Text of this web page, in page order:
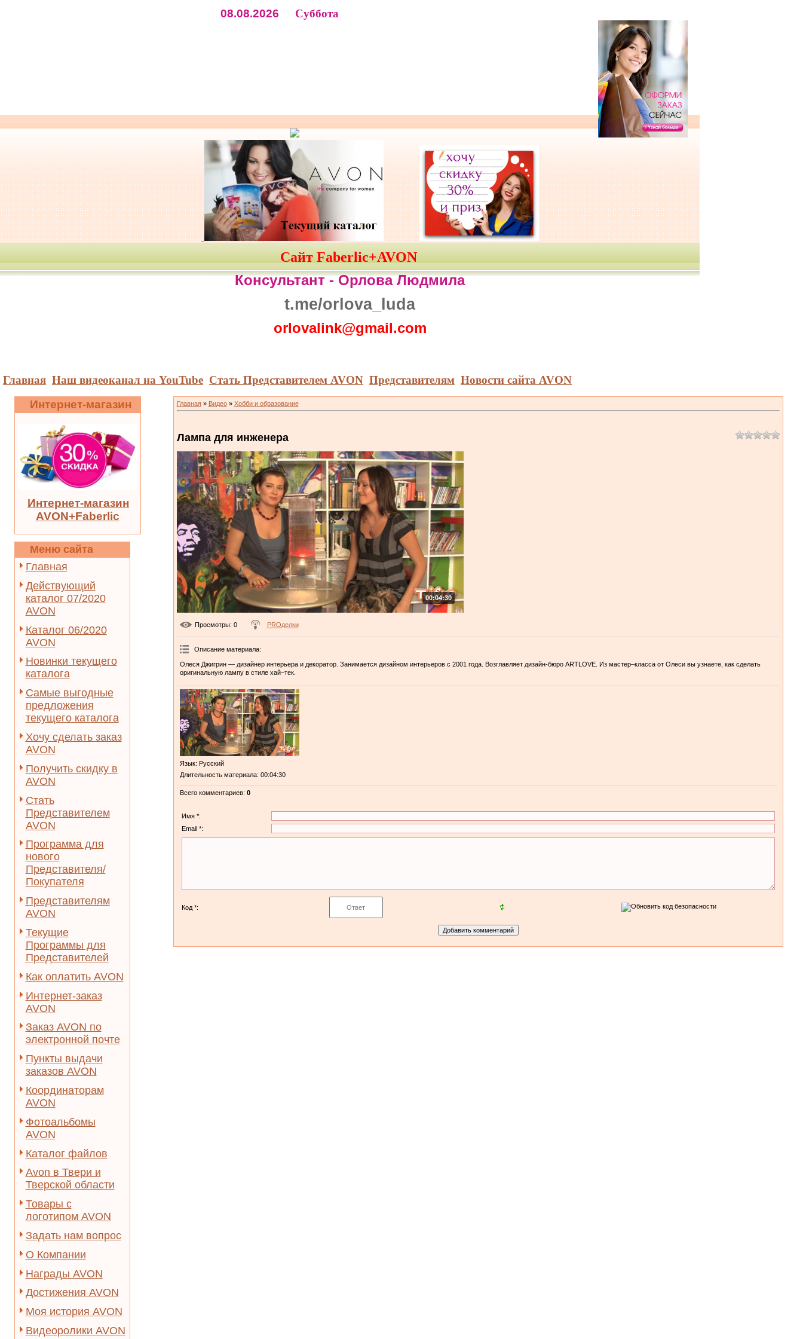
08.08.2026 Суббота
Сайт Faberlic+AVON
Консультант -Орлова Людмила
t.me/orlova_luda
orlovalink@gmail.com
Главная Наш видеоканал на YouTube Стать Представителем AVON Представителям Новости сайта AVON
Интернет-магазин
Интернет-магазин
AVON+Faberlic
Меню сайта
Главная
Действующий
каталог 07/2020
AVON
Каталог 06/2020
AVON
Новинки текущего
каталога
Самые выгодные
предложения
текущего каталога
Хочу сделать заказ
AVON
Получить скидку в
AVON
Стать
Представителем
AVON
Программа для
нового
Представителя/
Покупателя
Представителям
AVON
Текущие
Программы для
Представителей
Как оплатить AVON
Интернет-заказ
AVON
Заказ AVON по
электронной почте
Пункты выдачи
заказов AVON
Координаторам
AVON
Фотоальбомы
AVON
Каталог файлов
Avon в Твери и
Тверской области
Товары с
логотипом AVON
Задать нам вопрос
О Компании
Награды AVON
Достижения AVON
Моя история AVON
Видеоролики AVON
Главная» Видео» Хобби и образование
Лампа для инженера
00:04:30
Просмотры: 0 PROделки
Описание материала:
Олеся Джигрин — дизайнер интерьера и декоратор. Занимается дизайном интерьеров с 2001 года. Возглавляет дизайн-бюро ARTLOVE. Из мастер–класса от Олеси вы узнаете, как сделать
оригинальную лампу в стиле хай–тек.
Язык: Русский
Длительность материала: 00:04:30
Всего комментариев: 0
Имя *:
Email *:
Код *: